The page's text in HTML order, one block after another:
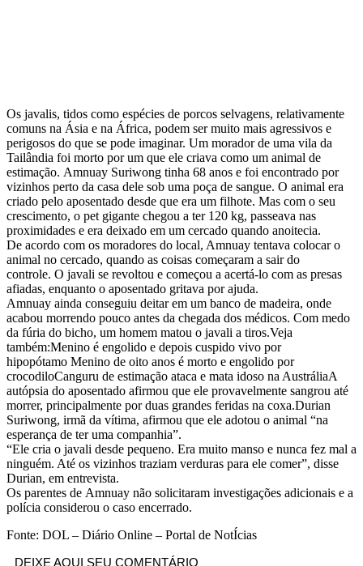
Os javalis, tidos como espécies de porcos selvagens, relativamente
comuns na Ásia e na África, podem ser muito mais agressivos e
perigosos do que se pode imaginar. Um morador de uma vila da
Tailândia foi morto por um que ele criava como um animal de
estimação. Amnuay Suriwong tinha 68 anos e foi encontrado por
vizinhos perto da casa dele sob uma poça de sangue. O animal era
criado pelo aposentado desde que era um filhote. Mas com o seu
crescimento, o pet gigante chegou a ter 120 kg, passeava nas
proximidades e era deixado em um cercado quando anoitecia.
De acordo com os moradores do local, Amnuay tentava colocar o
animal no cercado, quando as coisas começaram a sair do
controle. O javali se revoltou e começou a acertá-lo com as presas
afiadas, enquanto o aposentado gritava por ajuda.
Amnuay ainda conseguiu deitar em um banco de madeira, onde
acabou morrendo pouco antes da chegada dos médicos. Com medo
da fúria do bicho, um homem matou o javali a tiros.Veja
também:Menino é engolido e depois cuspido vivo por
hipopótamo Menino de oito anos é morto e engolido por
crocodiloCanguru de estimação ataca e mata idoso na AustráliaA
autópsia do aposentado afirmou que ele provavelmente sangrou até
morrer, principalmente por duas grandes feridas na coxa.Durian
Suriwong, irmã da vítima, afirmou que ele adotou o animal “na
esperança de ter uma companhia”.
“Ele cria o javali desde pequeno. Era muito manso e nunca fez mal a
ninguém. Até os vizinhos traziam verduras para ele comer”, disse
Durian, em entrevista.
Os parentes de Amnuay não solicitaram investigações adicionais e a
polícia considerou o caso encerrado.
Fonte: DOL – Diário Online – Portal de NotÍcias
DEIXE AQUI SEU COMENTÁRIO